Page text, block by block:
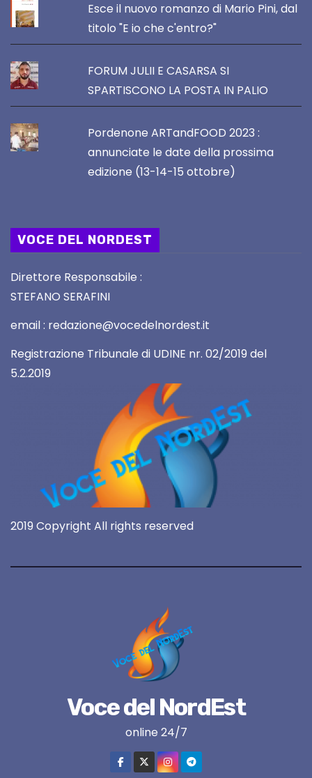
Esce il nuovo romanzo di Mario Pini, dal
titolo "E io che c'entro?"
FORUM JULII E CASARSA SI
SPARTISCONO LA POSTA IN PALIO
Pordenone ARTandFOOD 2023 :
annunciate le date della prossima
edizione (13-14-15 ottobre)
VOCE DEL NORDEST
Direttore Responsabile :
STEFANO SERAFINI
email : redazione@vocedelnordest.it
Registrazione Tribunale di UDINE nr. 02/2019 del
5.2.2019
2019 Copyright All rights reserved
Voce del NordEst
online 24/7